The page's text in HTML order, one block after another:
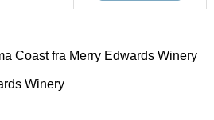
Coast fra Merry Edwards Winery
Winery